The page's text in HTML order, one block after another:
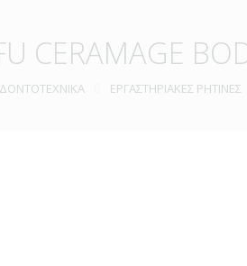
CERAMAGE
ΕΡΓΑΣΤΗΡΙΑΚΕΣ ΡΗΤΙΝΕΣ